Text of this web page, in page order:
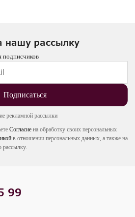
нашу рассылку
подписчиков
Подписаться
рекламной рассылки
Согласие на обработку своих персональных
в отношении персональных данных, а также на
рассылку.
99